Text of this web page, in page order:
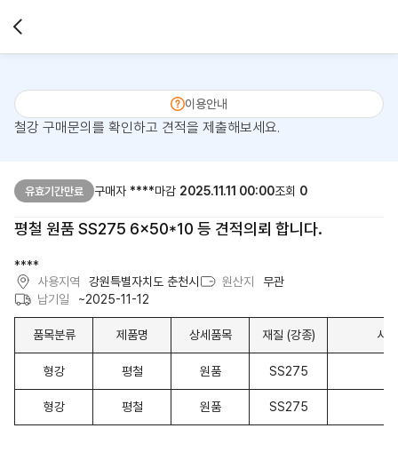
이용안내
철강 구매문의를 확인하고 견적을 제출해보세요.
유효기간만료 구매자 ****마감 2025.11.11 00:00조회 0
평철 원품 SS275 6x50*10 등 견적의뢰 합니다.
****
사용지역
강원특별자치도 춘천시 원산지
무관
납기일
~2025-11-12
품목분류 제품명 상세품목 재질 (강종) 사
형강 평철 원품 SS275
형강 평철 원품 SS275